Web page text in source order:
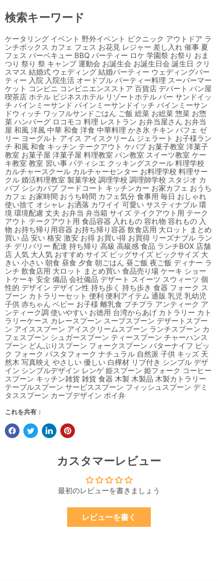
検索キーワード
ケータリング イベント 野外イベント ピクニック アウトドア ラ
ンチボックス カフェ フェス お花見 レジャー 差し入れ 催事 夏
フェス バーベキュー BBQ パーティー ロケ 学園祭 お祭り おま
つり 祭り 祭 キャンプ 運動会 お誕生会 お誕生日会 誕生日 クリ
スマス 結婚式 ウェディング 結婚パーティー ウェディングパー
ティー 入院 入院生活 オードブル パーティー料理 スーパーマー
ケット コンビニ コンビニエンスストア 百貨店 デパート パン屋
喫茶店 ホテル ビジネスホテル リゾートホテル バー サンドイッ
チ バインミーサンド バインミーサンドイッチ バインミーサン
ドウィッチ ワッフルサンドごはん ご飯 総菜 お総菜 惣菜 お惣
菜 ハンバーグ ロコモコ 料理 レストラン お弁当屋さん お弁当
屋 和風 洋風 中華 和食 洋食 中華料理 かき氷 チキン パフェ ゼ
リー ヨーグルト アイス アイスクリーム ジェラート お子様ラン
チ 和風 和食 キッチン テークアウト ケバブ お菓子教室 洋菓子
教室 お菓子屋 洋菓子屋 料理教室 パン教室 スイーツ教室 ケー
キ教室 教室 習い事 パティシエ クッキングスクール 料理学校
カルチャースクール カルチャーセンター お料理学校 料理サー
クル 婚活料理教室 製菓学校 調理学校 調理師学校 スタジオ カ
バブ シシカバブ フードコート キッチンカー お家カフェ おうち
カフェ お家時間 おうち時間 カフェ気分 食事用 毎日 おしゃれ
使い捨て オシャレ お洒落 カワイイ 可愛い サスティナブル 環
境 環境配慮 丈夫 お弁当 弁当箱 サイズ テイクアウト用 テーク
アウト テークアウト用 食品容器 入れもの 容れ物 容れもの 入
物 お持ち帰り用容器 お持ち帰り容器 飲食店用 大ロット まとめ
買い 品 安い 格安 激安 お得 お買い得 お買得 リーズナブル ラン
チ デリバリー 配達 持ち帰り 高級 高級感 食品 ランチBOX 店舗
店 人気 大人気 おすすめ サイズ ビッグサイズ ビックサイズ 大
きい 小さい 朝食 昼食 夕食 朝ごはん 昼ご飯 夜ご飯 ディナー ラ
ンチ 飲食店用 大ロット まとめ買い 食品売り場 ケーキ ショー
トケーキ 安全 備品 会社備品 デザート スイーツ スウィーツ 個
性的 デザイン デザイン性 持ち歩く 持ち歩き 食器 フォーク ス
プーン カトラリーセット 便利 便利アイテム 通販 乳児 乳幼児
子供 赤ちゃん ベビー お子様 離乳食 プチプラ アンティーク ア
ンティーク調 使いやすい お徳用 台湾からあげ カトラリー カト
ラリーケース カレースプーン スープスプーン デザートスプー
ン アイススプーン アイスクリームスプーン ランチスプーン カ
フェスプーン シュガースプーン ティースプーン チャーハンス
プーン どんぶりスプーン フォークスプーン バターナイフ ピッ
ク フォーク パスタフォーク ナチュラル 自然派 子供 キッズ 天
然木 写真映え やさしい 優しい 白樺材 リブ付き シンプル デザ
イン シンプルデザイン レンゲ 姫スプーン 姫フォーク コーヒー
スプーン キッチン雑貨 雑貨 食器 木製 木製品 木製カトラリー
テーブルスプーン サービススプーン フィッシュスプーン デミ
タススプーン カーブデザイン ポイ弁
これを共有：
カスタマーレビュー
最初のレビューを書きましょう
レビューを書く